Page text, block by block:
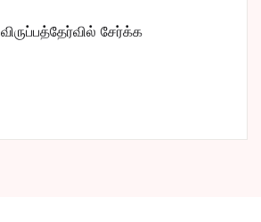
விருப்பத்தேர்வில் சேர்க்க